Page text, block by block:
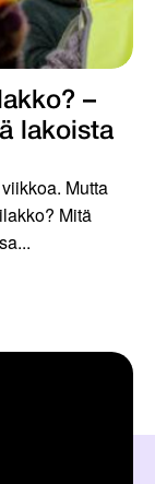
–
lakoista
Mutta
Mitä